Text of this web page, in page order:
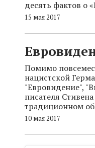
десять фактов о
15 мая 2017
Помимо
нацистской
"Евровидение",
писателя
традиционном
10 мая 2017